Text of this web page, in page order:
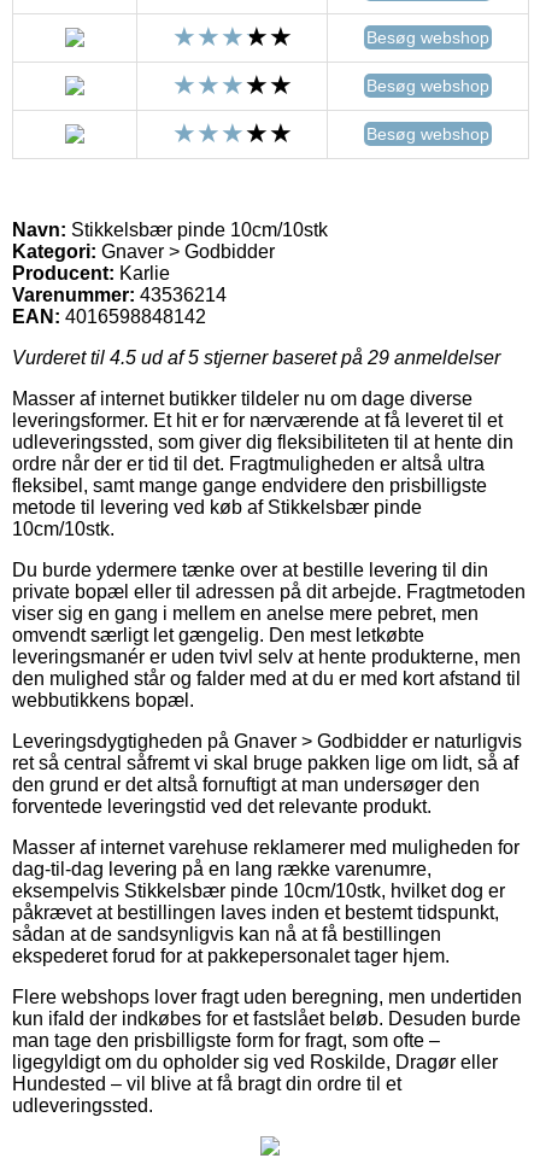
Besøg webshop
Besøg webshop
Besøg webshop
Navn: Stikkelsbær pinde 10cm/10stk
Kategori: Gnaver > Godbidder
Producent: Karlie
Varenummer: 43536214
EAN: 4016598848142
Vurderet til 4.5 ud af 5 stjerner baseret på 29 anmeldelser
Masser af internet butikker tildeler nu om dage diverse
leveringsformer. Et hit er for nærværende at få leveret til et
udleveringssted, som giver dig fleksibiliteten til at hente din
ordre når der er tid til det. Fragtmuligheden er altså ultra
fleksibel, samt mange gange endvidere den prisbilligste
metode til levering ved køb af Stikkelsbær pinde
10cm/10stk.
Du burde ydermere tænke over at bestille levering til din
private bopæl eller til adressen på dit arbejde. Fragtmetoden
viser sig en gang i mellem en anelse mere pebret, men
omvendt særligt let gængelig. Den mest letkøbte
leveringsmanér er uden tvivl selv at hente produkterne, men
den mulighed står og falder med at du er med kort afstand til
webbutikkens bopæl.
Leveringsdygtigheden på Gnaver > Godbidder er naturligvis
ret så central såfremt vi skal bruge pakken lige om lidt, så af
den grund er det altså fornuftigt at man undersøger den
forventede leveringstid ved det relevante produkt.
Masser af internet varehuse reklamerer med muligheden for
dag-til-dag levering på en lang række varenumre,
eksempelvis Stikkelsbær pinde 10cm/10stk, hvilket dog er
påkrævet at bestillingen laves inden et bestemt tidspunkt,
sådan at de sandsynligvis kan nå at få bestillingen
ekspederet forud for at pakkepersonalet tager hjem.
Flere webshops lover fragt uden beregning, men undertiden
kun ifald der indkøbes for et fastslået beløb. Desuden burde
man tage den prisbilligste form for fragt, som ofte –
ligegyldigt om du opholder sig ved Roskilde, Dragør eller
Hundested – vil blive at få bragt din ordre til et
udleveringssted.